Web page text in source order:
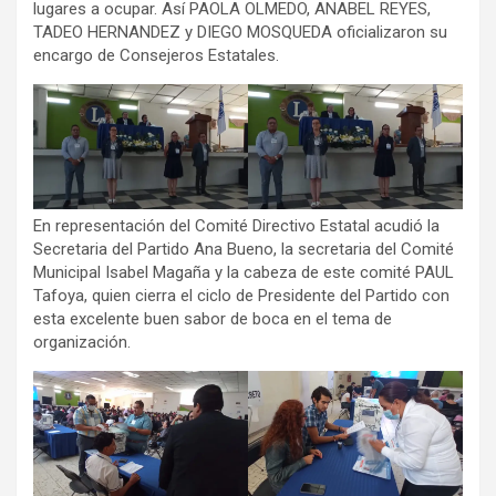
lugares a ocupar. Así PAOLA OLMEDO, ANABEL REYES,
TADEO HERNANDEZ y DIEGO MOSQUEDA oficializaron su
encargo de Consejeros Estatales.
En representación del Comité Directivo Estatal acudió la
Secretaria del Partido Ana Bueno, la secretaria del Comité
Municipal Isabel Magaña y la cabeza de este comité PAUL
Tafoya, quien cierra el ciclo de Presidente del Partido con
esta excelente buen sabor de boca en el tema de
organización.